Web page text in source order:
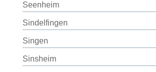
Seenheim
Sindelfingen
Singen
Sinsheim